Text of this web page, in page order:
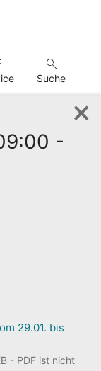
-
29.01. bis
- PDF ist nicht
Suche